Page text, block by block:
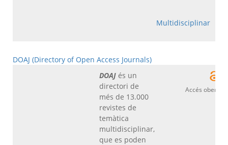
Multidisciplinar
DOAJ (Directory of Open Access Journals)
DOAJ és un
directori de
més de 13.000
revistes de
temàtica
multidisciplinar,
que es poden
Accés obert